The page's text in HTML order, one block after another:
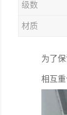
级数
材质
为了
相互